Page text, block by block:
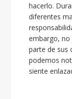
hacerlo.
diferentes
embargo, no
parte de sus
podemos
siente